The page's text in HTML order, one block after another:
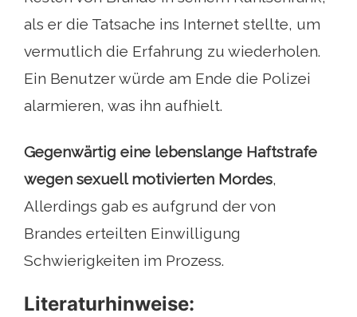
als er die Tatsache ins Internet stellte, um
vermutlich die Erfahrung zu wiederholen.
Ein Benutzer würde am Ende die Polizei
alarmieren, was ihn aufhielt.
Gegenwärtig eine lebenslange Haftstrafe
wegen sexuell motivierten Mordes,
Allerdings gab es aufgrund der von
Brandes erteilten Einwilligung
Schwierigkeiten im Prozess.
Literaturhinweise: